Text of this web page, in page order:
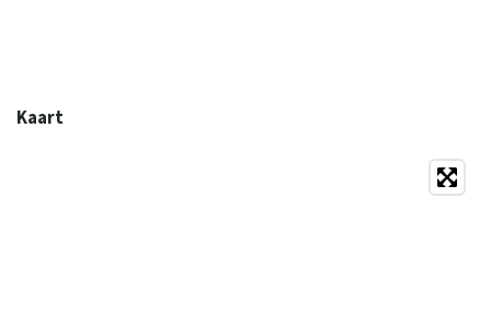
Kaart